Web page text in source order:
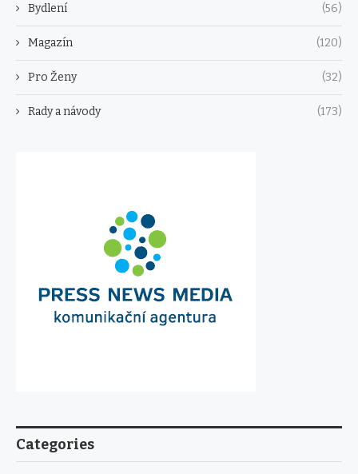
Categories
Bydlení (56)
Magazín (120)
Pro Ženy (32)
Rady a návody (173)